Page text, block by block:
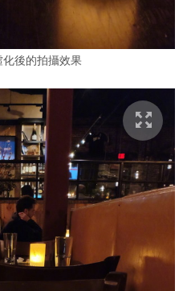
後的拍攝效果